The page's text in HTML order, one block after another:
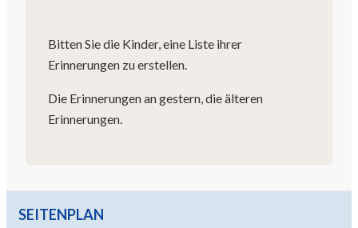
Bitten Sie die Kinder, eine Liste ihrer
Erinnerungen zu erstellen.
Die Erinnerungen an gestern, die älteren
Erinnerungen.
SEITENPLAN